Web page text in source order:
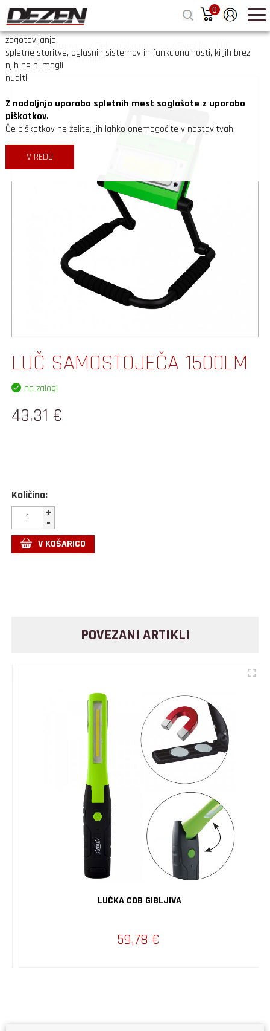
0
Domov /Trgovina
SAMOSTOJEČA 1500LM
LUČ SAMOSTOJEČA 1500LM
na zalogi
43,31 €
Količina:
+
-
V KOŠARICO
POVEZANI ARTIKLI
LUČKA COB GIBLJIVA
59,78 €
zapri
Na spletnih straneh Dezen.si uporabljamo piškotke z namenom
zagotavljanja
spletne storitve, oglasnih sistemov in funkcionalnosti, ki jih brez
njih ne bi mogli
nuditi.
Z nadaljnjo uporabo spletnih mest soglašate z uporabo
piškotkov.
Če piškotkov ne želite, jih lahko onemogočite v nastavitvah.
V REDU